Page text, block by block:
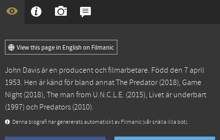
View this page in English on Filmanic
John Davis är en producent och filmarbetare. Född den 7 april
1953. Hen är känd för bland annatThe Predator (2018), Game
Night (2018), The man from U.N.C.L.E. (2015), Livet är underbart
(1997) och Predators (2010).
Denna biografi har genererats automatiskt av Filmanic (vår snälla lilla bot).